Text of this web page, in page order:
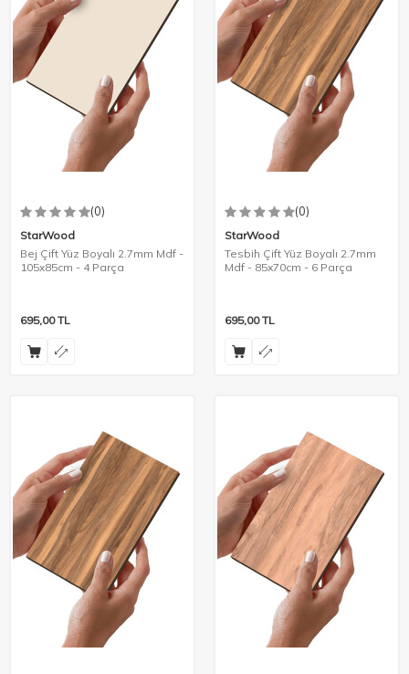
(0)
StarWood
Bej Çift Yüz Boyalı 2.7mm Mdf -
105x85cm - 4 Parça
695,00TL
(0)
StarWood
Tesbih Çift Yüz Boyalı 2.7mm
Mdf - 85x70cm - 6 Parça
695,00TL